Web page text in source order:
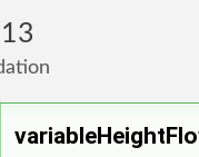
13
Foundation